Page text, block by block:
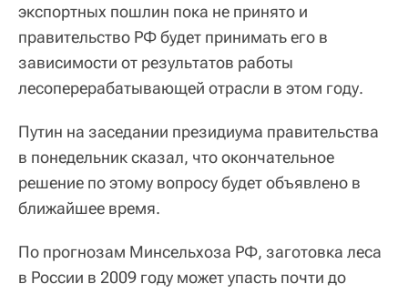
экспортных пошлин пока не принято и
правительство РФ будет принимать его в
зависимости от результатов работы
лесоперерабатывающей отрасли в этом году.
Путин на заседании президиума правительства
в понедельник сказал, что окончательное
решение по этому вопросу будет объявлено в
ближайшее время.
По прогнозам Минсельхоза РФ, заготовка леса
в России в 2009 году может упасть почти до